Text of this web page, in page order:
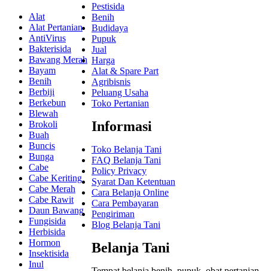
Alat
Alat Pertanian
AntiVirus
Bakterisida
Bawang Merah
Bayam
Benih
Berbiji
Berkebun
Blewah
Brokoli
Buah
Buncis
Bunga
Cabe
Cabe Keriting
Cabe Merah
Cabe Rawit
Daun Bawang
Fungisida
Herbisida
Hormon
Insektisida
Inul
Pestisida
Benih
Budidaya
Pupuk
Jual
Harga
Alat & Spare Part
Agribisnis
Peluang Usaha
Toko Pertanian
Informasi
Toko Belanja Tani
FAQ Belanja Tani
Policy Privacy
Syarat Dan Ketentuan
Cara Belanja Online
Cara Pembayaran
Pengiriman
Blog Belanja Tani
Belanja Tani